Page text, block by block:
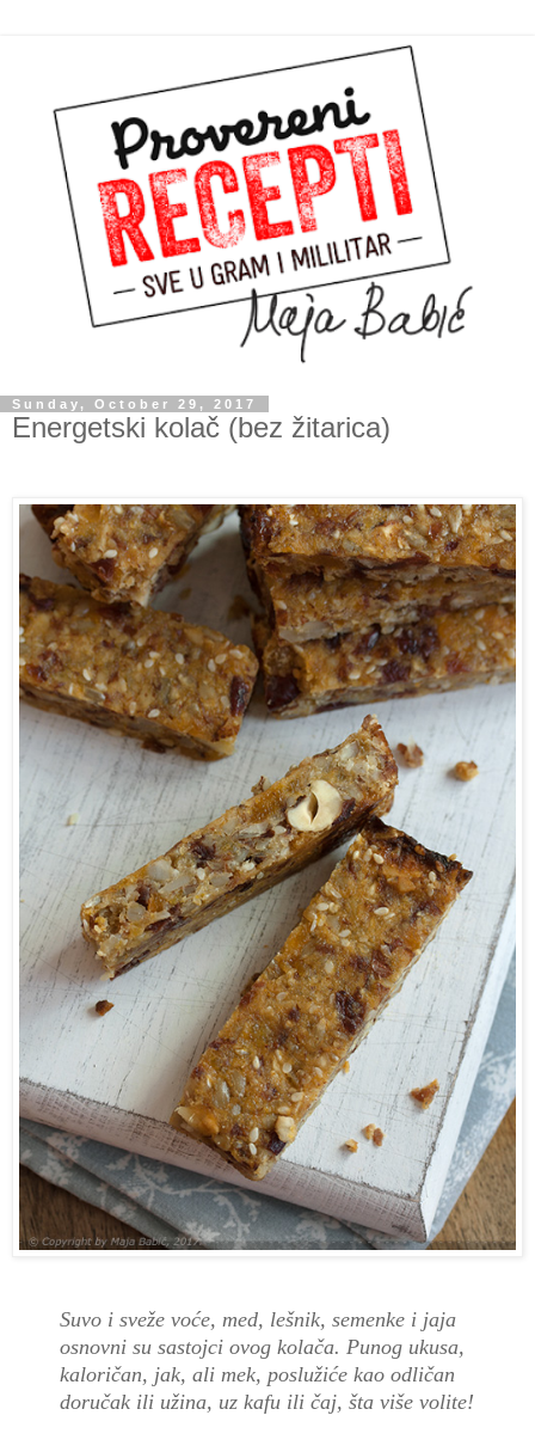
Sunday, October 29, 2017
Energetski kolač (bez žitarica)
Suvo i sveže voće, med, lešnik, semenke i jaja
osnovni su sastojci ovog kolača. Punog ukusa,
kaloričan, jak, ali mek, poslužiće kao odličan
doručak ili užina, uz kafu ili čaj, šta više volite!